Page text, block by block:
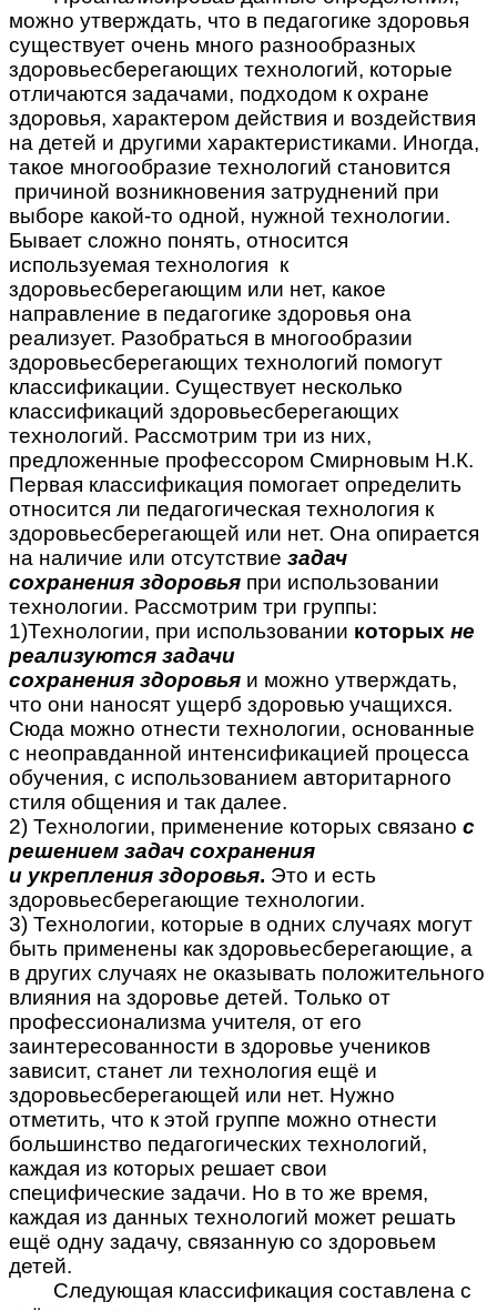
можно утверждать, что в педагогике здоровья
существует очень много разнообразных
здоровьесберегающих технологий, которые
отличаются задачами, подходом к охране
здоровья, характером действия и воздействия
на детей и другими характеристиками. Иногда,
такое многообразие технологий становится
причиной возникновения затруднений при
выборе какой-то одной, нужной технологии.
Бывает сложно понять, относится
используемая технология к
здоровьесберегающим или нет, какое
направление в педагогике здоровья она
реализует. Разобраться в многообразии
здоровьесберегающих технологий помогут
классификации. Существует несколько
классификаций здоровьесберегающих
технологий. Рассмотрим три из них,
предложенные профессором Смирновым Н.К.
Первая классификация помогает определить
относится ли педагогическая технология к
здоровьесберегающей или нет. Она опирается
на наличие или отсутствие задач
сохранения здоровья при использовании
технологии. Рассмотрим три группы:
1)Технологии, при использовании которых не
реализуются задачи
сохранения здоровья и можно утверждать,
что они наносят ущерб здоровью учащихся.
Сюда можно отнести технологии, основанные
с неоправданной интенсификацией процесса
обучения, с использованием авторитарного
стиля общения и так далее.
2) Технологии, применение которых связано с
решением задач сохранения
и укрепления здоровья. Это и есть
здоровьесберегающие технологии.
3) Технологии, которые в одних случаях могут
быть применены как здоровьесберегающие, а
в других случаях не оказывать положительного
влияния на здоровье детей. Только от
профессионализма учителя, от его
заинтересованности в здоровье учеников
зависит, станет ли технология ещё и
здоровьесберегающей или нет. Нужно
отметить, что к этой группе можно отнести
большинство педагогических технологий,
каждая из которых решает свои
специфические задачи. Но в то же время,
каждая из данных технологий может решать
ещё одну задачу, связанную со здоровьем
детей.
Следующая классификация составлена с